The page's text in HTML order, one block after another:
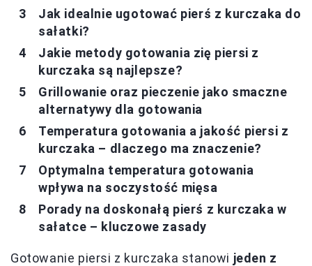
Jak idealnie ugotować pierś z kurczaka do
sałatki?
Jakie metody gotowania zię piersi z
kurczaka są najlepsze?
Grillowanie oraz pieczenie jako smaczne
alternatywy dla gotowania
Temperatura gotowania a jakość piersi z
kurczaka – dlaczego ma znaczenie?
Optymalna temperatura gotowania
wpływa na soczystość mięsa
Porady na doskonałą pierś z kurczaka w
sałatce – kluczowe zasady
Gotowanie piersi z kurczaka stanowi jeden z